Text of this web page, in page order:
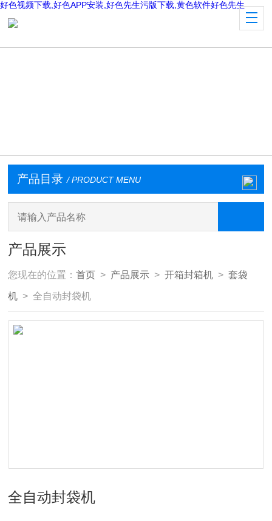
好色视频下载,好色APP安装,好色先生污版下载,黄色软件好色先生
产品目录 / PRODUCT MENU
产品展示
您现在的位置：首页 > 产品展示 >开箱封箱机 >套袋
机 > 全自动封袋机
全自动封袋机